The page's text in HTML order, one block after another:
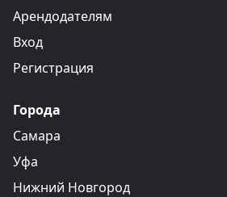
Арендодателям
Вход
Регистрация
Города
Самара
Уфа
Нижний Новгород